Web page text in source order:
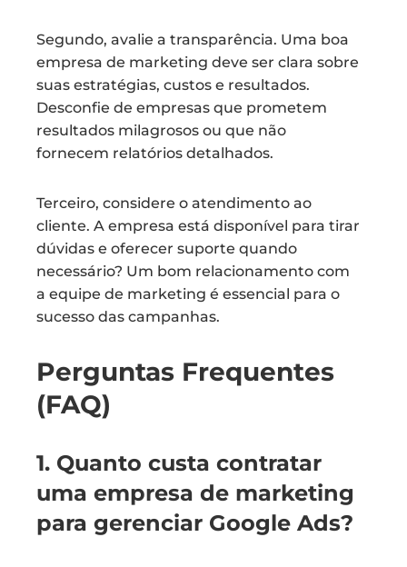
Segundo, avalie a transparência. Uma boa
empresa de marketing deve ser clara sobre
suas estratégias, custos e resultados.
Desconfie de empresas que prometem
resultados milagrosos ou que não
fornecem relatórios detalhados.
Terceiro, considere o atendimento ao
cliente. A empresa está disponível para tirar
dúvidas e oferecer suporte quando
necessário? Um bom relacionamento com
a equipe de marketing é essencial para o
sucesso das campanhas.
Perguntas Frequentes
(FAQ)
1. Quanto custa contratar
uma empresa de marketing
para gerenciar Google Ads?